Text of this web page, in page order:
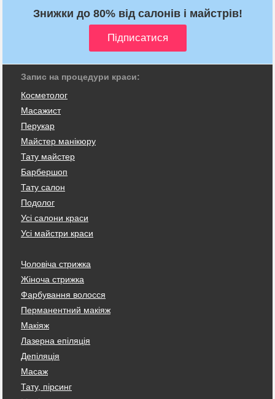
Знижки до 80% від салонів і майстрів!
Запис на процедури краси:
Косметолог
Масажист
Перукар
Майстер манікюру
Тату майстер
Барбершоп
Тату салон
Подолог
Усі салони краси
Усі майстри краси
Чоловіча стрижка
Жіноча стрижка
Фарбування волосся
Перманентний макіяж
Макіяж
Лазерна епіляція
Депіляція
Масаж
Тату, пірсинг